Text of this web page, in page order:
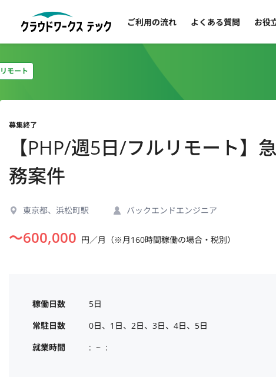
ご利用の流れ よくある質問 お役
モート
募集終了
【PHP/週5日/フルリモート】
務案件
東京都、浜松町駅 バックエンドエンジニア
〜600,000 円／月（※月160時間稼働の場合・税別）
稼働日数
5日
常駐日数
0日、1日、2日、3日、4日、5日
就業時間
:  ~  :